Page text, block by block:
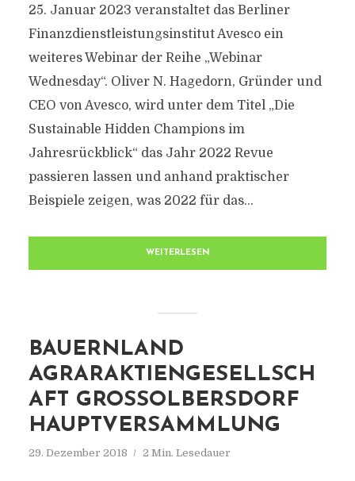
25. Januar 2023 veranstaltet das Berliner
Finanzdienstleistungsinstitut Avesco ein
weiteres Webinar der Reihe „Webinar
Wednesday“. Oliver N. Hagedorn, Gründer und
CEO von Avesco, wird unter dem Titel „Die
Sustainable Hidden Champions im
Jahresrückblick“ das Jahr 2022 Revue
passieren lassen und anhand praktischer
Beispiele zeigen, was 2022 für das...
WEITERLESEN
BAUERNLAND
AGRARAKTIENGESELLSCH
AFT GROSSOLBERSDORF H
AUPTVERSAMMLUNG
29. Dezember 2018 2 Min. Lesedauer